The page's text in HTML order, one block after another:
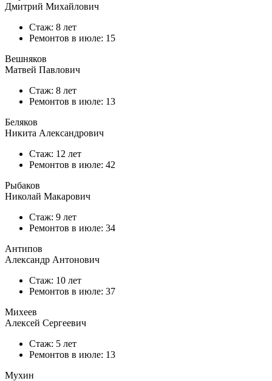
Дмитрий Михайлович
Стаж: 8 лет
Ремонтов в июле: 15
Вешняков
Матвей Павлович
Стаж: 8 лет
Ремонтов в июле: 13
Беляков
Никита Александрович
Стаж: 12 лет
Ремонтов в июле: 42
Рыбаков
Николай Макарович
Стаж: 9 лет
Ремонтов в июле: 34
Антипов
Александр Антонович
Стаж: 10 лет
Ремонтов в июле: 37
Михеев
Алексей Сергеевич
Стаж: 5 лет
Ремонтов в июле: 13
Мухин